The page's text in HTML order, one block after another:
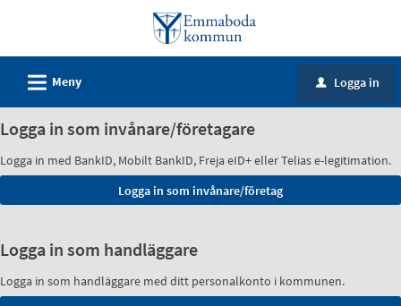
e-
tjänster
-
Emmaboda
kommun
L Meny u Logga in
Logga in som invånare/företagare
Logga in med BankID, Mobilt BankID, Freja eID+ eller Telias e-legitimation.
Logga in som handläggare
Logga in som handläggare med ditt personalkonto i kommunen.